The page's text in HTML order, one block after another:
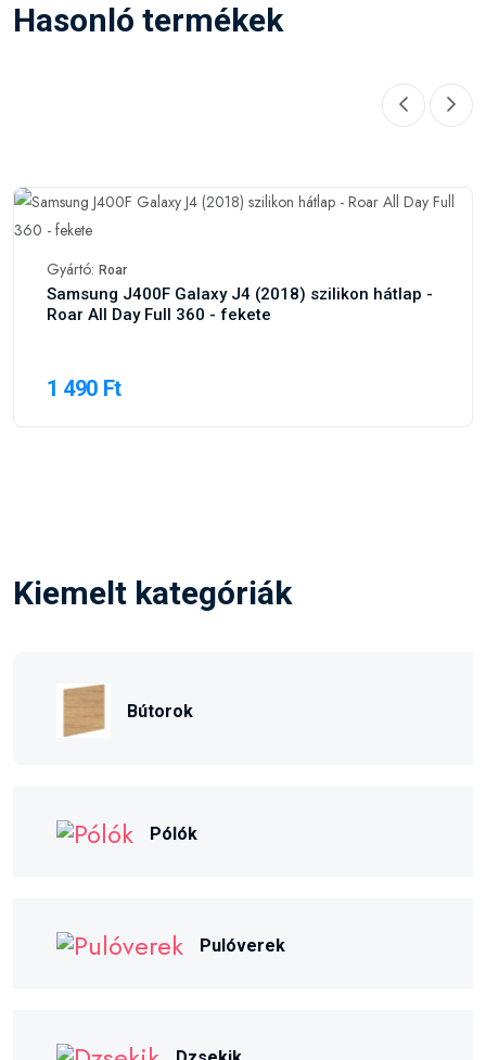
Hasonló termékek
Gyártó: Roar
Samsung J400F Galaxy J4 (2018) szilikon hátlap -
Roar All Day Full 360 - fekete
1 490 Ft
Kiemelt kategóriák
Bútorok
Pólók
Pulóverek